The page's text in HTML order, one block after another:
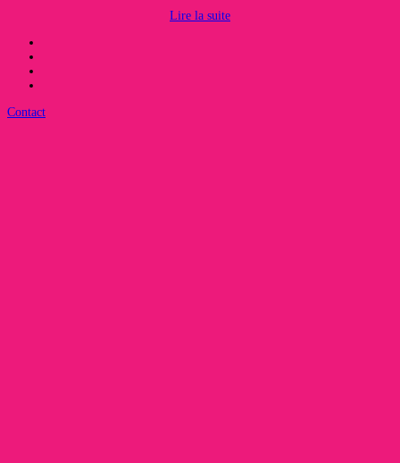
Lire la suite
Contact